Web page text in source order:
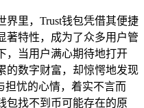
界里，Trust钱包凭借其便捷
著特性，成为了众多用户管
，当用户满心期待地打开
的数字财富，却惊愕地发现
担忧的心情，着实不言而
包找不到币可能存在的原